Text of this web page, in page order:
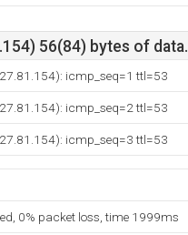
56(84) bytes of data.
icmp_seq=1 ttl=53
icmp_seq=2 ttl=53
icmp_seq=3 ttl=53
0% packet loss, time 1999ms